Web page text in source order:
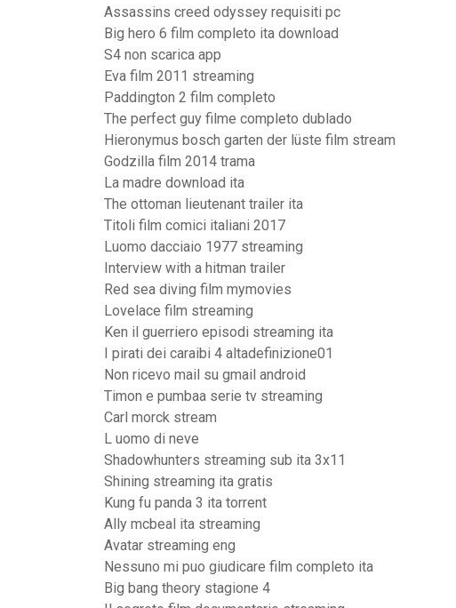
Assassins creed odyssey requisiti pc
Big hero 6 film completo ita download
S4 non scarica app
Eva film 2011 streaming
Paddington 2 film completo
The perfect guy filme completo dublado
Hieronymus bosch garten der lüste film stream
Godzilla film 2014 trama
La madre download ita
The ottoman lieutenant trailer ita
Titoli film comici italiani 2017
Luomo dacciaio 1977 streaming
Interview with a hitman trailer
Red sea diving film mymovies
Lovelace film streaming
Ken il guerriero episodi streaming ita
I pirati dei caraibi 4 altadefinizione01
Non ricevo mail su gmail android
Timon e pumbaa serie tv streaming
Carl morck stream
L uomo di neve
Shadowhunters streaming sub ita 3x11
Shining streaming ita gratis
Kung fu panda 3 ita torrent
Ally mcbeal ita streaming
Avatar streaming eng
Nessuno mi puo giudicare film completo ita
Big bang theory stagione 4